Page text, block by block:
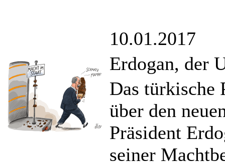
10.01.2017
Erdogan, der
Das türkische
über den
Präsident
seiner